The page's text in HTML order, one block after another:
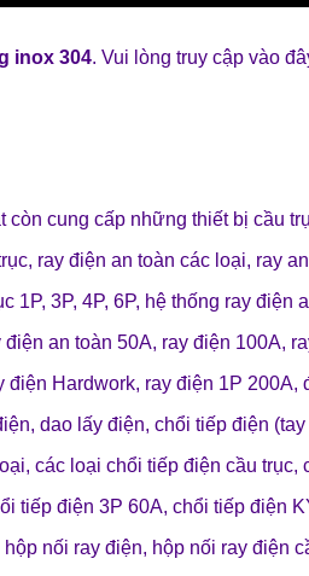
inox 304. Vui lòng truy cập vào
còn cung cấp những thiết bị cầu
, ray điện an toàn các loại, ray
1P, 3P, 4P, 6P, hệ thống ray điện
điện an toàn 50A, ray điện 100A,
điện Hardwork, ray điện 1P 200A,
, dao lấy điện, chổi tiếp điện
, các loại chổi tiếp điện cầu trục,
tiếp điện 3P 60A, chổi tiếp điện
hộp nối ray điện, hộp nối ray điện